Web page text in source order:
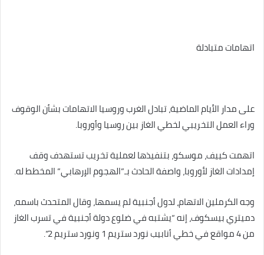
اتهامات متبادلة
على مدار الأيام الماضية، تبادل الغرب وروسيا الاتهامات بشأن الوقوف
وراء العمل التخريبي لخطي الغاز بين روسيا وأوروبا.
اتهمت كييف، موسكو، بتنفيذها لعملية تخريب تستهدف وقف
إمدادات الغاز لأوروبا، واصفة الحادث بـ”الهجوم الإرهابي” المخطط له.
وجه الكرملين الاتهام، لدول أجنبية لم يسمها، وقال المتحدث باسمه،
دميتري بيسكوف، إنه “يشتبه في ضلوع دولة أجنبية في تسرب الغاز
من 4 مواقع في خطي أنابيب نورد ستريم 1 ونورد ستريم 2”.